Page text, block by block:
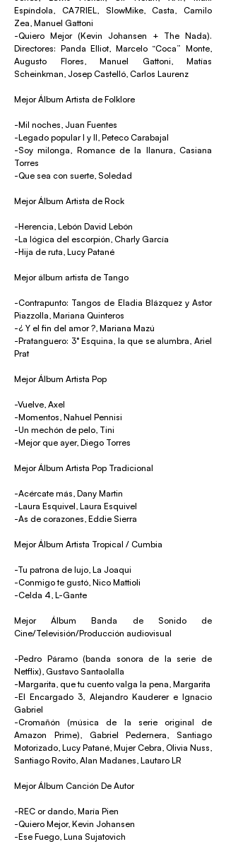
Espíndola, CA7RIEL, SlowMike, Casta, Camilo
Zea, Manuel Gattoni
-Quiero Mejor (Kevin Johansen + The Nada).
Directores: Panda Elliot, Marcelo “Coca” Monte,
Augusto Flores, Manuel Gattoni, Matías
Scheinkman, Josep Castelló, Carlos Laurenz
Mejor Álbum Artista de Folklore
-Mil noches, Juan Fuentes
-Legado popular I y II, Peteco Carabajal
-Soy milonga, Romance de la llanura, Casiana
Torres
-Que sea con suerte, Soledad
Mejor Álbum Artista de Rock
-Herencia, Lebón David Lebón
-La lógica del escorpión, Charly García
-Hija de ruta, Lucy Patané
Mejor álbum artista de Tango
-Contrapunto: Tangos de Eladia Blázquez y Astor
Piazzolla, Mariana Quinteros
-¿ Y el fin del amor ?, Mariana Mazú
-Pratanguero: 3° Esquina, la que se alumbra, Ariel
Prat
Mejor Álbum Artista Pop
-Vuelve, Axel
-Momentos, Nahuel Pennisi
-Un mechón de pelo, Tini
-Mejor que ayer, Diego Torres
Mejor Álbum Artista Pop Tradicional
-Acércate más, Dany Martin
-Laura Esquivel, Laura Esquivel
-As de corazones, Eddie Sierra
Mejor Álbum Artista Tropical / Cumbia
-Tu patrona de lujo, La Joaqui
-Conmigo te gustó, Nico Mattioli
-Celda 4, L-Gante
Mejor Álbum Banda de Sonido de
Cine/Televisión/Producción audiovisual
-Pedro Páramo (banda sonora de la serie de
Netflix), Gustavo Santaolalla
-Margarita, que tu cuento valga la pena, Margarita
-El Encargado 3, Alejandro Kauderer e Ignacio
Gabriel
-Cromañón (música de la serie original de
Amazon Prime), Gabriel Pedernera, Santiago
Motorizado, Lucy Patané, Mujer Cebra, Olivia Nuss,
Santiago Rovito, Alan Madanes, Lautaro LR
Mejor Álbum Canción De Autor
-REC or dando, María Pien
-Quiero Mejor, Kevin Johansen
-Ese Fuego, Luna Sujatovich